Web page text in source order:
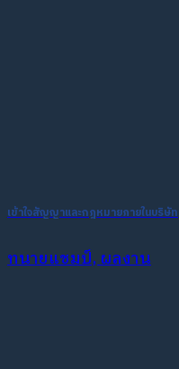
เข้าใจสัญญาและกฎหมายภายในบริษัท
ทนายแชมป์, ผลงาน